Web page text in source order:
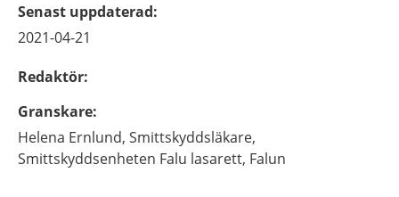
Senast uppdaterad:
2021-04-21
Redaktör:
Granskare:
Helena Ernlund, Smittskyddsläkare,
Smittskyddsenheten Falu lasarett, Falun